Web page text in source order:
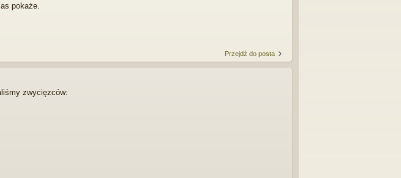
pokaże.
Przejdź do posta
zwycięzców: